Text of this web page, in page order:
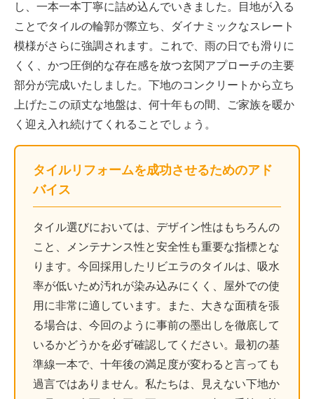
し、一本一本丁寧に詰め込んでいきました。目地が入る
ことでタイルの輪郭が際立ち、ダイナミックなスレート
模様がさらに強調されます。これで、雨の日でも滑りに
くく、かつ圧倒的な存在感を放つ玄関アプローチの主要
部分が完成いたしました。下地のコンクリートから立ち
上げたこの頑丈な地盤は、何十年もの間、ご家族を暖か
く迎え入れ続けてくれることでしょう。
タイルリフォームを成功させるためのアド
バイス
タイル選びにおいては、デザイン性はもちろんの
こと、メンテナンス性と安全性も重要な指標とな
ります。今回採用したリビエラのタイルは、吸水
率が低いため汚れが染み込みにくく、屋外での使
用に非常に適しています。また、大きな面積を張
る場合は、今回のように事前の墨出しを徹底して
いるかどうかを必ず確認してください。最初の基
準線一本で、十年後の満足度が変わると言っても
過言ではありません。私たちは、見えない下地か